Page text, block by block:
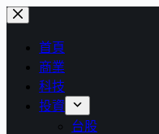
跳
首頁
商業
科技
投資
台股